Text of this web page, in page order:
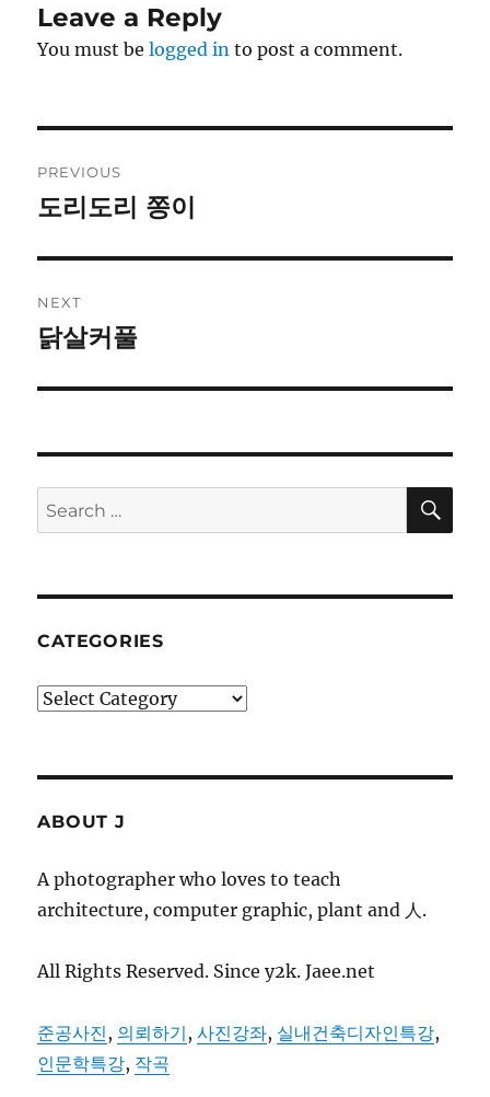
Leave a Reply
You must belogged in to post a comment.
navigation
PREVIOUS
Previous
도리도리 쫑이
NEXT
Next
닭살커풀
Search
for:
CATEGORIES
Categories
ABOUT J
A photographer who loves to teach
architecture, computer graphic, plant and 人.
All Rights Reserved. Since y2k. Jaee.net
준공사진 , 의뢰하기 ,사진강좌, 실내건축디자인특강,
인문학특강, 작곡